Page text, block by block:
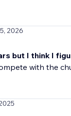
2026
but I think I
with the